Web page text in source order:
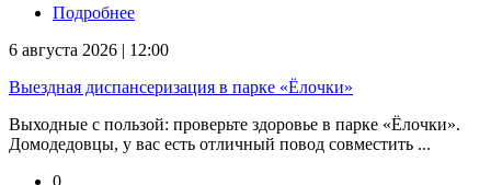
Подробнее
6 августа 2026 | 12:00
Выездная диспансеризация в парке «Ёлочки»
Выходные с пользой: проверьте здоровье в парке «Ёлочки».
Домодедовцы, у вас есть отличный повод совместить ...
0